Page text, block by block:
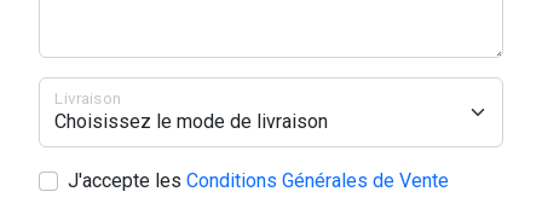
Livraison
J'accepte les Conditions Générales de Vente